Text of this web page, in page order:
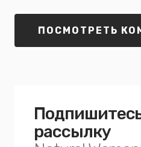
ПОСМОТРЕТЬ
рассылку